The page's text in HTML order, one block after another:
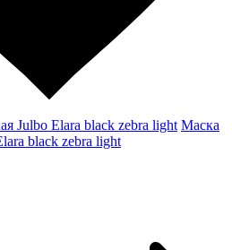
Маска
black zebra light